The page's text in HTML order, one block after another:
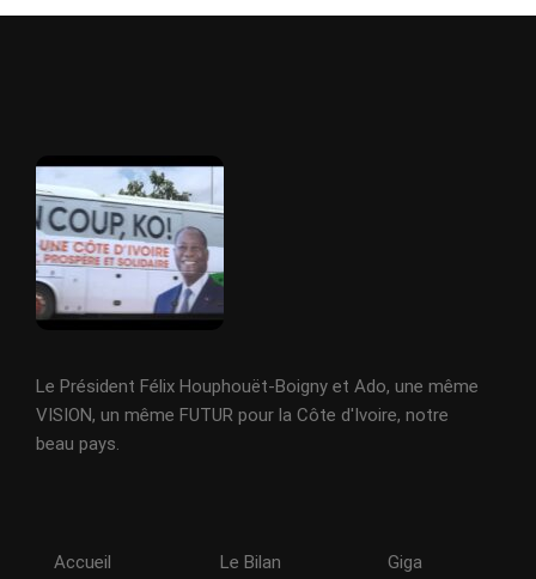
Le Président Félix Houphouët-Boigny et Ado, une même
VISION, un même FUTUR pour la Côte d'Ivoire, notre
beau pays.
Accueil
Le Bilan
Giga